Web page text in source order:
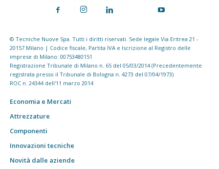
© Tecniche Nuove Spa. Tutti i diritti riservati. Sede legale Via Eritrea 21 -
20157 Milano | Codice fiscale, Partita IVA e Iscrizione al Registro delle
imprese di Milano: 00753480151
Registrazione Tribunale di Milano n. 65 del 05/03/2014 (Precedentemente
registrata presso il Tribunale di Bologna n. 4273 del 07/04/1973)
ROC n. 24344 dell'11 marzo 2014
Economia e Mercati
Attrezzature
Componenti
Innovazioni tecniche
Novità dalle aziende